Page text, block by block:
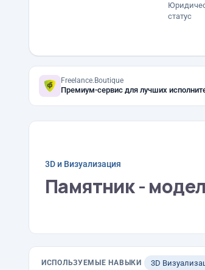
статус
Freelance.Boutique
Премиум-сервис для лучших
3D и Визуализация
Памятник -
ИСПОЛЬЗУЕМЫЕ НАВЫКИ 3D